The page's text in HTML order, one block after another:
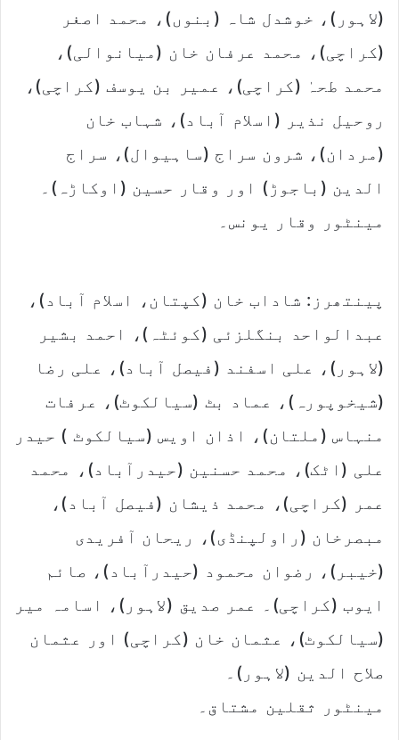
(لاہور)، خوشدل شاہ (بنوں)، محمد اصغر
(کراچی)، محمد عرفان خان (میانوالی)،
محمد طحہٰ (کراچی)، عمیر بن یوسف (کراچی)،
روحیل نذیر (اسلام آباد)، شہاب خان
(مردان)، شرون سراج (ساہیوال)، سراج
الدین (باجوڑ) اور وقار حسین (اوکاڑہ)۔
مینٹور وقار یونس۔
پینتھرز: شاداب خان (کپتان، اسلام آباد)،
عبدالواحد بنگلزئی (کوئٹہ)، احمد بشیر
(لاہور)، علی اسفند (فیصل آباد)، علی رضا
(شیخوپورہ)، عماد بٹ (سیالکوٹ)، عرفات
منہاس (ملتان)، اذان اویس (سیالکوٹ ) حیدر
علی (اٹک)، محمد حسنین (حیدرآباد)، محمد
عمر (کراچی)، محمد ذیشان (فیصل آباد)،
مبصرخان (راولپنڈی)، ریحان آفریدی
(خیبر)، رضوان محمود (حیدرآباد)، صائم
ایوب (کراچی)۔ عمر صدیق (لاہور)، اسامہ میر
(سیالکوٹ)، عثمان خان (کراچی) اور عثمان
صلاح الدین (لاہور)۔
مینٹور ثقلین مشتاق۔